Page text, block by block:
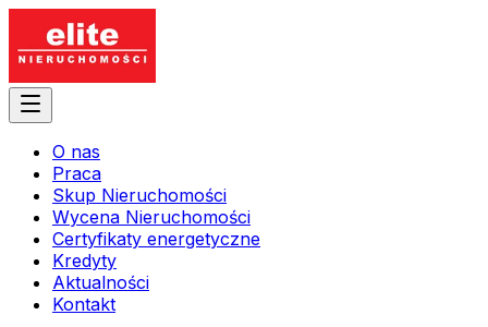
O nas
Praca
Skup Nieruchomości
Wycena Nieruchomości
Certyfikaty energetyczne
Kredyty
Aktualności
Kontakt